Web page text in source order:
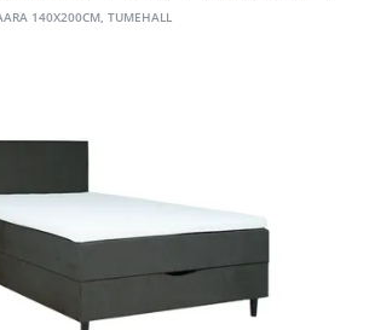
140X200CM, TUMEHALL